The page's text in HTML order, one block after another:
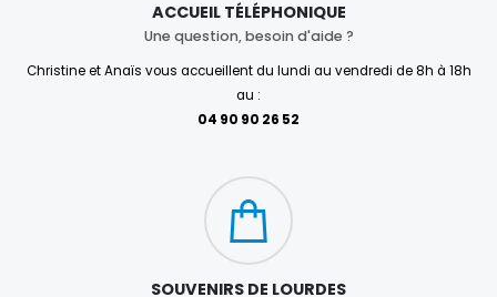
ACCUEIL TÉLÉPHONIQUE
Une question, besoin d'aide ?
Christine et Anaïs vous accueillent du lundi au vendredi de 8h à 18h
au :
04 90 90 26 52
SOUVENIRS DE LOURDES